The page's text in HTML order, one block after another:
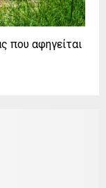
που αφηγείται